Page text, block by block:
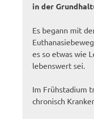
in der
Es begann mit
es so etwas wie
lebenswert sei.
Im Frühstadium
chronisch